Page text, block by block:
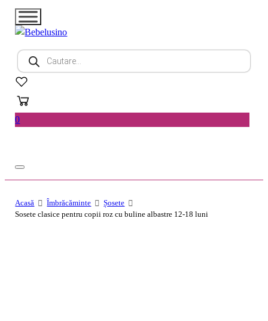
Products
search
0
Acasă Îmbrăcăminte
Șosete
Sosete clasice pentru copii roz cu buline albastre 12-18 luni